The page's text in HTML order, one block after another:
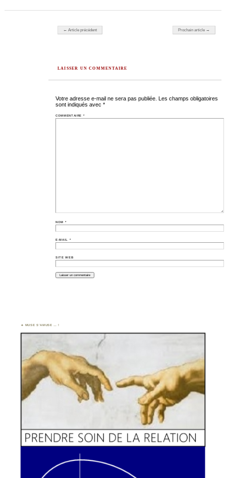
Navigation des articles
← Article précédent Prochain article →
LAISSER UN COMMENTAIRE
Votre adresse e-mail ne sera pas publiée. Les champs obligatoires
sont indiqués avec*
COMMENTAIRE *
NOM *
E-MAIL *
SITE WEB
MUSE S’AMUSE … !